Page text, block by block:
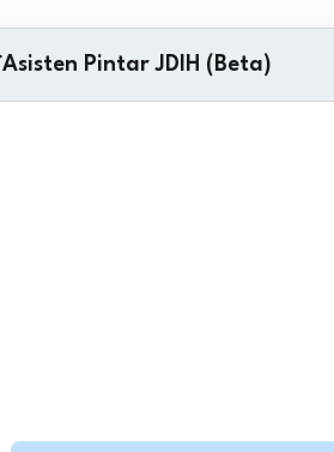
Asisten Pintar JDIH (Beta)